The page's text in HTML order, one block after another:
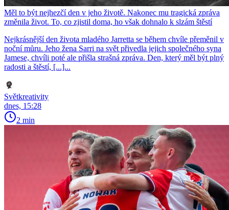
Měl to být nejhezčí den v jeho životě. Nakonec mu tragická zpráva
změnila život. To, co zjistil doma, ho však dohnalo k slzám štěstí
Nejkrásnější den života mladého Jarretta se během chvíle přeměnil v
noční můru. Jeho žena Sarri na svět přivedla jejich společného syna
Jamese, chvíli poté ale přišla strašná zpráva. Den, který měl být plný
radosti a štěstí, [...]...
Světkreativity
dnes, 15:28
2 min